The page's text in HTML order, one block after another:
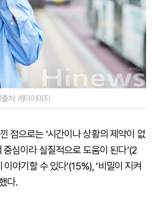
처: 게티이미지
점으로는 ‘시간이나 상황의 제약이 없
중심이라 실질적으로 도움이 된다’(2
야기할 수 있다’(15%), ‘비밀이 지켜
다.